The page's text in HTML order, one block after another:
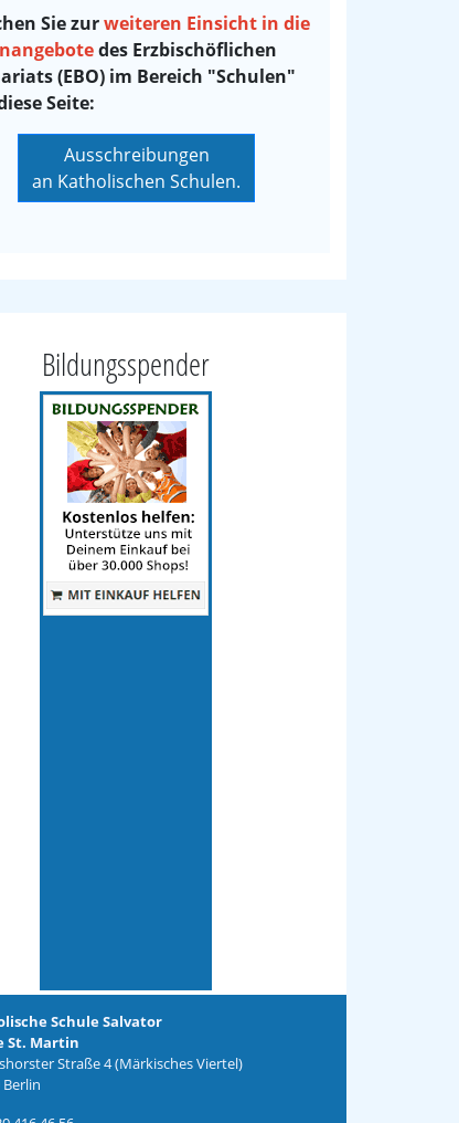
Sie zurweiteren Einsicht in die
des Erzbischöflichen
(EBO) im Bereich "Schulen"
Seite:
Ausschreibungen
an Katholischen Schulen.
Bildungsspender
Schule Salvator
St. Martin
Straße 4 (Märkisches Viertel)
Berlin